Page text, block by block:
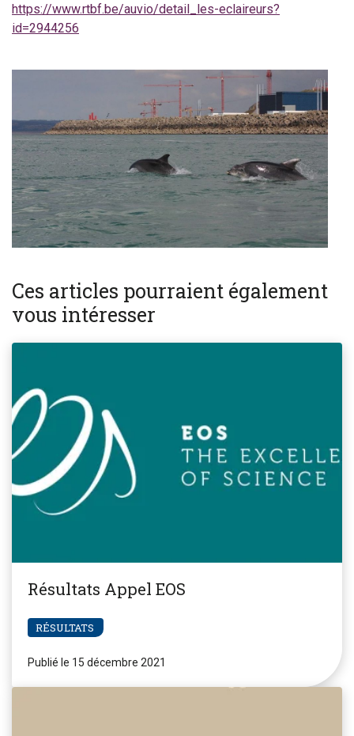
https://www.rtbf.be/auvio/detail_les-eclaireurs?
id=2944256
Ces articles pourraient également
vous intéresser
Résultats Appel EOS
RÉSULTATS
Publié le 15 décembre 2021